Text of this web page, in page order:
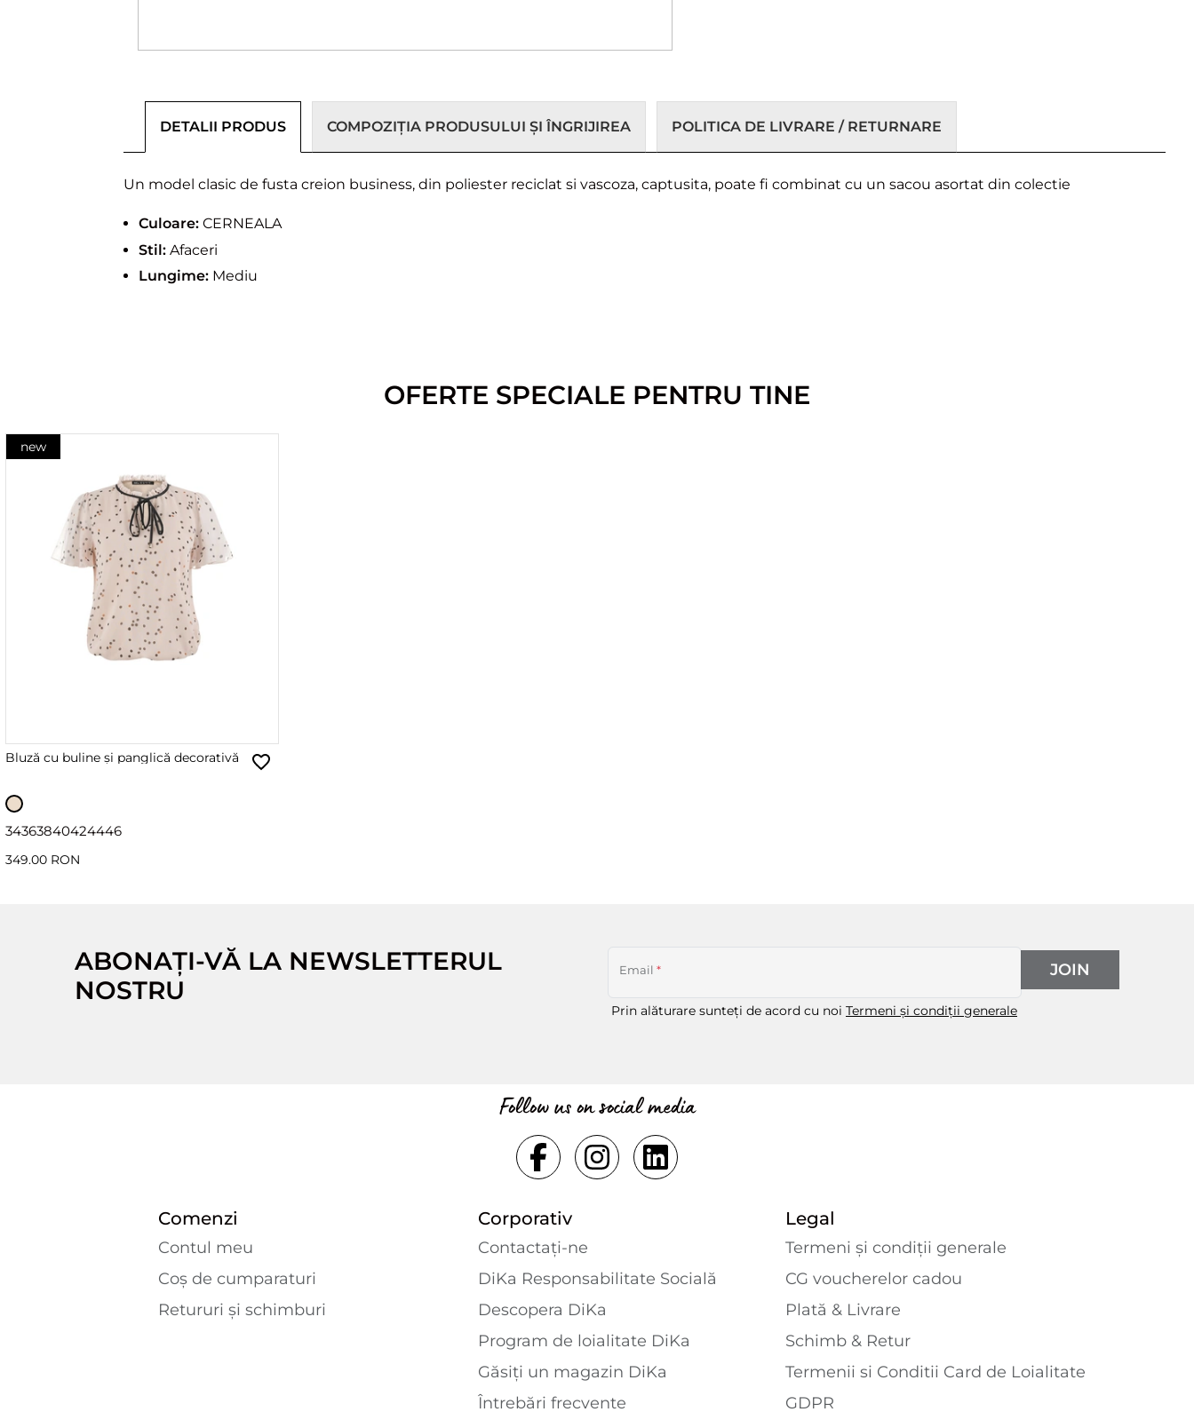
DETALII PRODUS COMPOZIȚIA PRODUSULUI ȘI ÎNGRIJIREA POLITICA DE LIVRARE / RETURNARE
Un model clasic de fusta creion business, din poliester reciclat si vascoza, captusita, poate fi combinat cu un sacou asortat din colectie
Culoare: CERNEALA
Stil: Afaceri
Lungime: Mediu
OFERTE SPECIALE PENTRU TINE
new
Bluză cu buline și panglică decorativă
34363840424446
349.00 RON
ABONAȚI-VĂ LA NEWSLETTERUL
NOSTRU
Email *
Prin alăturare sunteți de acord cu noi Termeni și condiții generale
JOIN
Follow us on social media
Comenzi
Contul meu
Coș de cumparaturi
Retururi și schimburi
Corporativ
Contactaţi-ne
DiKa Responsabilitate Socială
Descopera DiKa
Program de loialitate DiKa
Găsiți un magazin DiKa
Întrebări frecvente
Legal
Termeni și condiții generale
CG voucherelor cadou
Plată & Livrare
Schimb & Retur
Termenii si Conditii Card de Loialitate
GDPR